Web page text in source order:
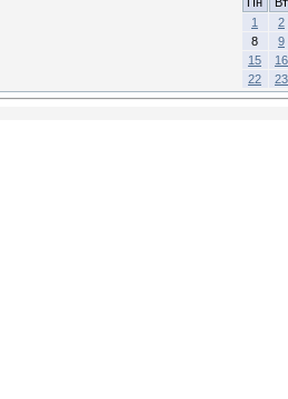
1
2
8
9
15
16
22
23